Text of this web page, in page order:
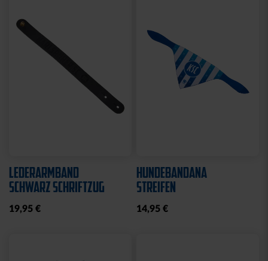
LEDERARMBAND
SCHWARZ SCHRIFTZUG
19,95 €
HUNDEBANDANA
STREIFEN
14,95 €